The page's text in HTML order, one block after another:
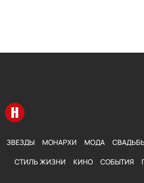
Перейти на главную
ЗВЕЗДЫ МОНАРХИ МОДА
СТИЛЬ ЖИЗНИ КИНО СОБЫТИЯ